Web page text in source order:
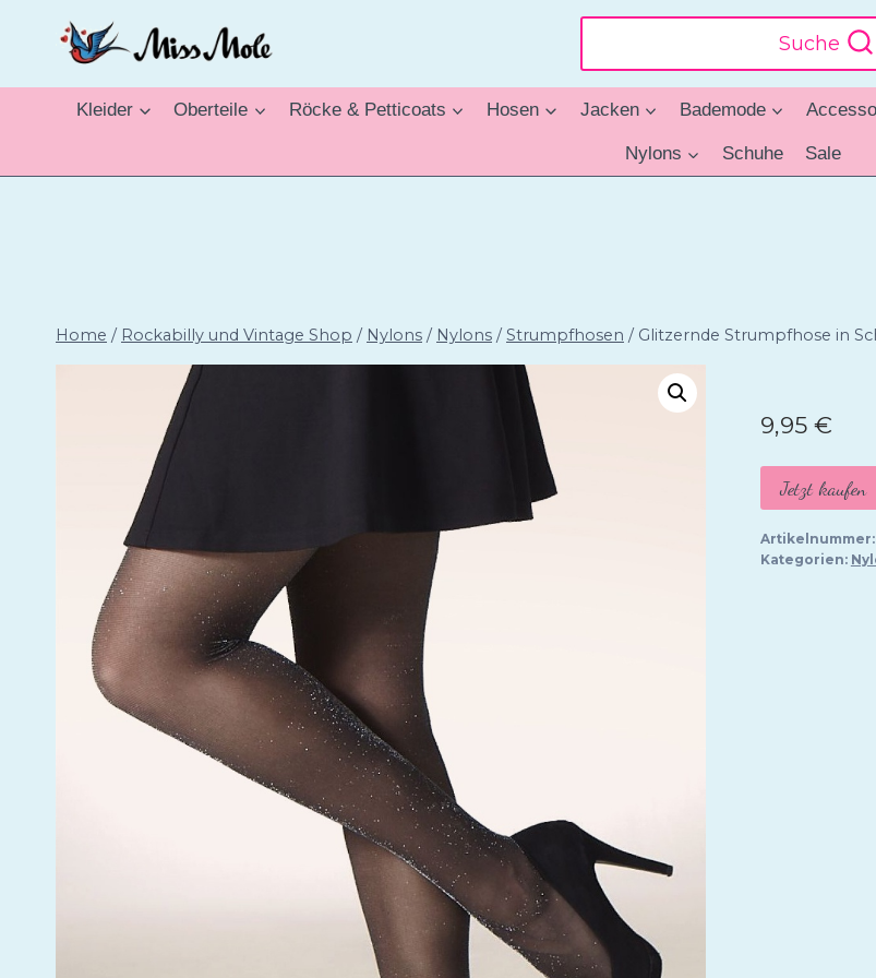
Suche
Kleider Oberteile Röcke & Petticoats Hosen Jacken Bademode
Nylons Schuhe Sale
Home / Rockabilly und Vintage Shop / Nylons / Nylons / Strumpfhosen / Glitzernde Strumpfhose in
9,95 €
Jetzt kaufen
Artikelnummer:
Kategorien: